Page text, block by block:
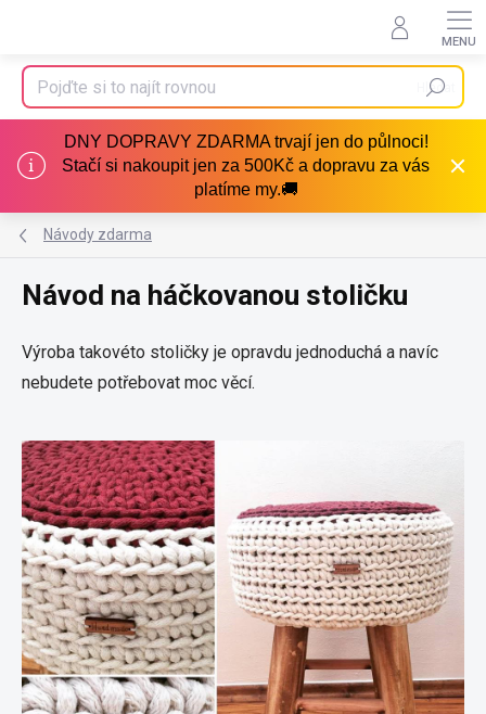
DNY DOPRAVY ZDARMA trvají jen do půlnoci!
Stačí si nakoupit jen za 500Kč a dopravu za vás
platíme my.🚚
Hledat
Návody zdarma
Návod na háčkovanou stoličku
Výroba takovéto stoličky je opravdu jednoduchá a navíc
nebudete potřebovat moc věcí.